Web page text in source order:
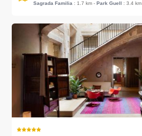
Sagrada Familia : 1.7 km - Park Guell : 3.4 km